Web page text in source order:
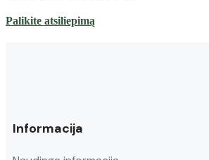
Palikite atsiliepimą
Informacija